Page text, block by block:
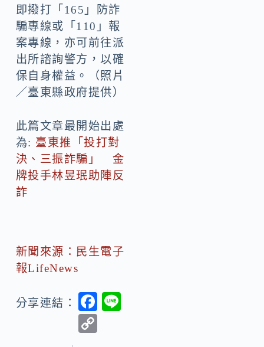
即撥打「165」防詐
騙專線或「110」報
案專線，亦可前往派
出所諮詢警方，以確
保自身權益。（照片
／臺東縣政府提供）
此篇文章最開始出處
為: 臺東推「投打對
決、三振詐騙」 金
牌投手林昱珉助陣反
詐
新聞來源：民生電子
報LifeNews
分享連結：
F